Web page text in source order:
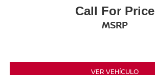
Call For Price
MSRP
VER VEHÍCULO